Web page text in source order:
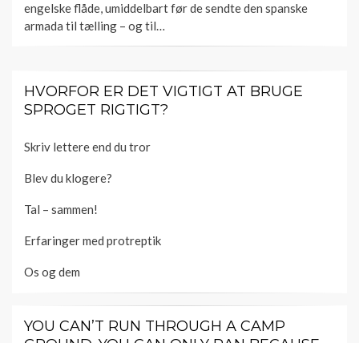
engelske flåde, umiddelbart før de sendte den spanske
armada til tælling – og til…
HVORFOR ER DET VIGTIGT AT BRUGE
SPROGET RIGTIGT?
Skriv lettere end du tror
Blev du klogere?
Tal – sammen!
Erfaringer med protreptik
Os og dem
YOU CAN’T RUN THROUGH A CAMP